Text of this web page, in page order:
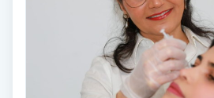
Friskvårdsmassage